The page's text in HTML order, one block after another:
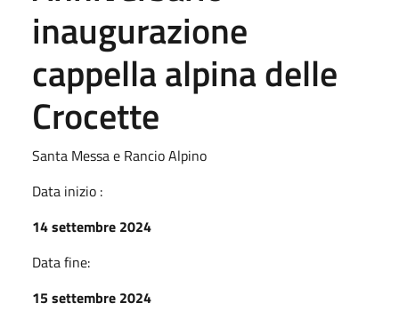
inaugurazione
cappella alpina delle
Crocette
Santa Messa e Rancio Alpino
Data inizio :
14 settembre 2024
Data fine:
15 settembre 2024